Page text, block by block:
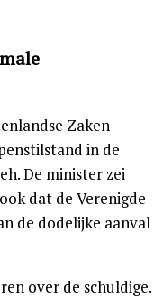
Zaken
in de
De minister zei
dat de Verenigde
de dodelijke aanval
over de schuldige.